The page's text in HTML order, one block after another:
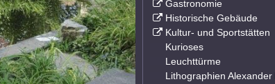
Gastronomie
Historische Gebäude
Kultur- und Sportstätten
Kurioses
Leuchttürme
Lithographien Alexander